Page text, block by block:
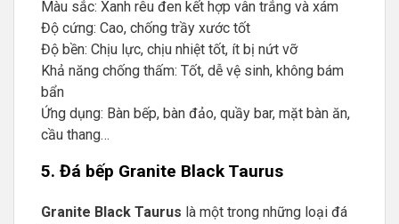
Màu sắc: Xanh rêu đen kết hợp vân trắng và xám
Độ cứng: Cao, chống trầy xước tốt
Độ bền: Chịu lực, chịu nhiệt tốt, ít bị nứt vỡ
Khả năng chống thấm: Tốt, dễ vệ sinh, không bám
bẩn
Ứng dụng: Bàn bếp, bàn đảo, quầy bar, mặt bàn ăn,
cầu thang…
5. Đá bếp Granite Black Taurus
Granite Black Taurus là một trong những loại đá